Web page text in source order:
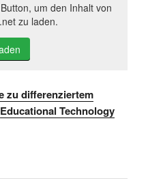
um den Inhalt von
zu laden.
zu differenziertem
Educational Technology